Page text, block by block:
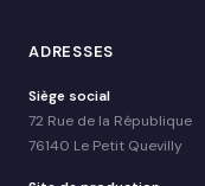
ADRESSES
Siège social
72 Rue de la République
76140 Le Petit Quevilly